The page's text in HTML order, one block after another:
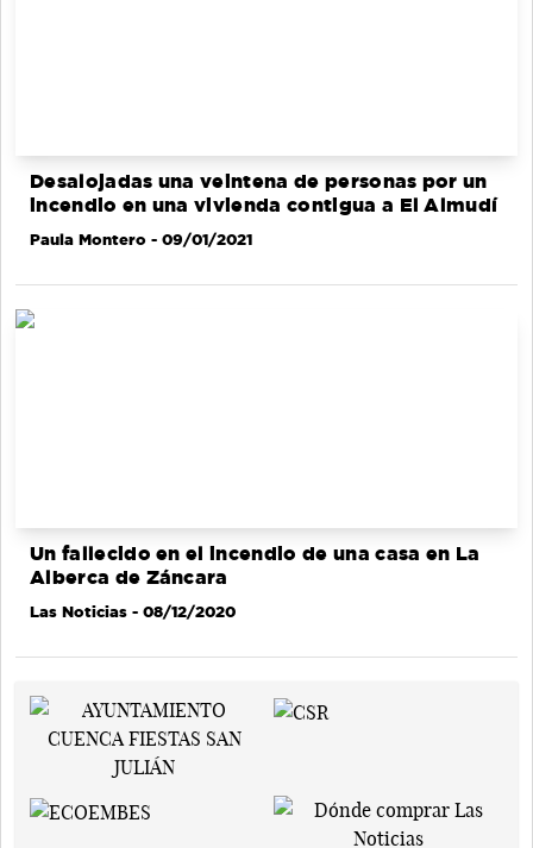
Desalojadas una veintena de personas por un
incendio en una vivienda contigua a El Almudí
Paula Montero - 09/01/2021
Un fallecido en el incendio de una casa en La
Alberca de Záncara
Las Noticias - 08/12/2020